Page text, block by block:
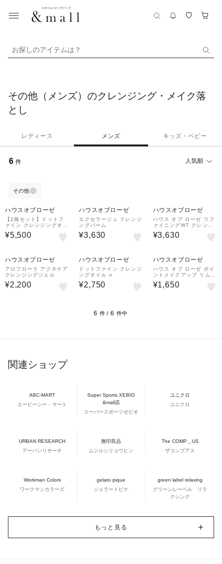
お探しのアイテムは？
その他（メンズ）のクレンジング・メイク落
とし
レディース メンズ キッズ・ベビー
6 件 人気順
その他
ハウスオブローゼ
【2個セット】ドットフ
ァイン クレンジングオイ
ル n
¥5,500
ハウスオブローゼ
エクセラージュ クレンジ
ングバーム
¥3,630
ハウスオブローゼ
ハウス オブ ローゼ リフ
ァイニングWT クレンジ
ングジェルオイル
¥3,630
ハウスオブローゼ
アロフローラ アクネケア
クレンジングジェル
¥2,200
ハウスオブローゼ
ドットファイン クレンジ
ングオイル n
¥2,750
ハウスオブローゼ
ハウス オブ ローゼ ポイ
ントメイクアップ リムー
バー a
¥1,650
6 件 / 6 件中
関連ショップ
ABC-MART
エービーシー・マート
Super Sports XEBIO
&mall店
スーパースポーツゼビオ
ユニクロ
ユニクロ
URBAN RESEARCH
アーバンリサーチ
無印良品
ムジルシリョウヒン
The COMP＿US
ザコンプアス
Workman Colors
ワークマンカラーズ
gelato pique
ジェラートピケ
green label relaxing
グリーンレーベル リラ
クシング
もっと見る